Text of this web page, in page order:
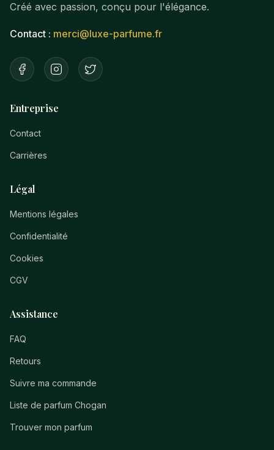
Créé avec passion, conçu pour l'élégance.
Contact : merci@luxe-parfume.fr
Entreprise
Contact
Carrières
Légal
Mentions légales
Confidentialité
Cookies
CGV
Assistance
FAQ
Retours
Suivre ma commande
Liste de parfum Chogan
Trouver mon parfum